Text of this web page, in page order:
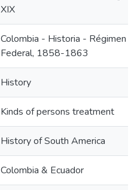
XIX
Colombia - Historia - Régimen
Federal, 1858-1863
History
Kinds of persons treatment
History of South America
Colombia & Ecuador